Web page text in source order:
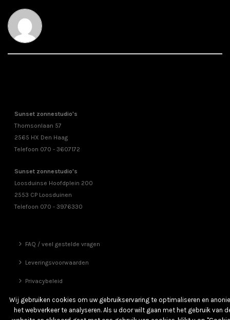
Sunset zonnestudio's
Thomsonlaan 57
2565 HX Den Haag
Telefoon 070 - 3607172
Sunset zonnestudio's
Loosduinse Hoofdplein 200
2553 CP Loosduinen
Telefoon 070 - 3976330
FAQ / veel gestelde vragen
Leveringsvoorwaarden
Privacybeleid
Vrienden
Wij gebruiken cookies om uw gebruikservaring te optimaliseren en
het webverkeer te analyseren. Als u door wilt gaan met het gebruik van